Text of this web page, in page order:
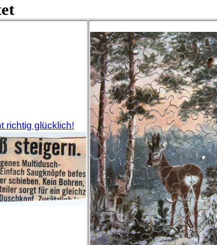
richtig glücklich!